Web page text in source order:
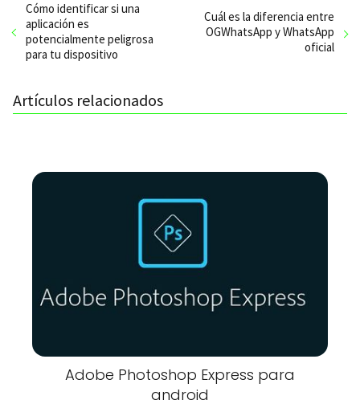
Cómo identificar si una
aplicación es
potencialmente peligrosa
para tu dispositivo
Cuál es la diferencia entre
OGWhatsApp y WhatsApp
oficial
Artículos relacionados
Adobe Photoshop Express para
android